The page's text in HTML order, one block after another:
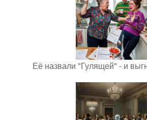
Её назвали "Гулящей" - и